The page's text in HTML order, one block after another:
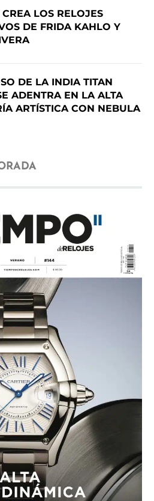
LOS RELOJES
DE FRIDA KAHLO Y
DE LA INDIA TITAN
ADENTRA EN LA ALTA
ARTÍSTICA CON NEBULA